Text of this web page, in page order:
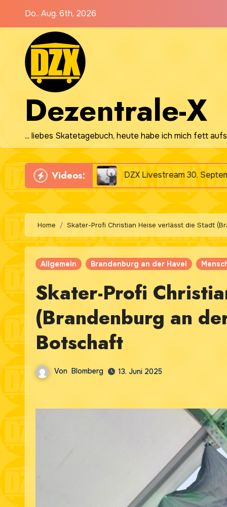
Do.. Aug. 6th, 2026
Dezentrale-X
... liebes Skatetagebuch, heute habe ich mich fett
Videos:
DZX Livestream 30. September 2025
Home Skater-Profi Christian Heise verlässt die Stadt
Allgemein Brandenburg an der Havel
Skater-Profi
(Brandenburg an
Botschaft
Von Blomberg 13. Juni 2025